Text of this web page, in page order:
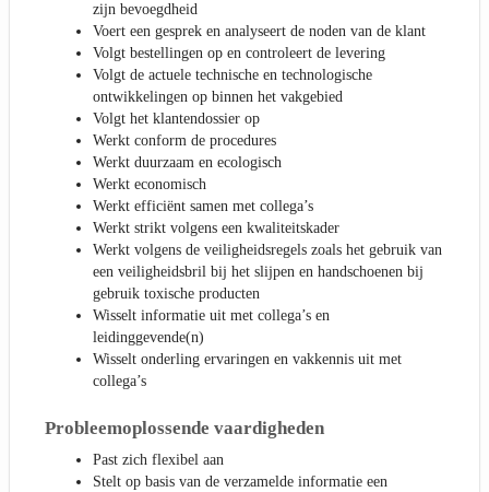
zijn bevoegdheid
Voert een gesprek en analyseert de noden van de klant
Volgt bestellingen op en controleert de levering
Volgt de actuele technische en technologische
ontwikkelingen op binnen het vakgebied
Volgt het klantendossier op
Werkt conform de procedures
Werkt duurzaam en ecologisch
Werkt economisch
Werkt efficiënt samen met collega’s
Werkt strikt volgens een kwaliteitskader
Werkt volgens de veiligheidsregels zoals het gebruik van
een veiligheidsbril bij het slijpen en handschoenen bij
gebruik toxische producten
Wisselt informatie uit met collega’s en
leidinggevende(n)
Wisselt onderling ervaringen en vakkennis uit met
collega’s
Probleemoplossende vaardigheden
Past zich flexibel aan
Stelt op basis van de verzamelde informatie een